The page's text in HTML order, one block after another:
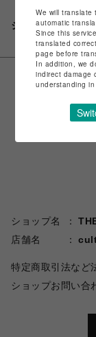
シェアする
ショップ名
店舗名
特定商取引法など
ショップお問い合
We will
automatic
Since this
translated
page before
In addition, we
indirect damage
understanding